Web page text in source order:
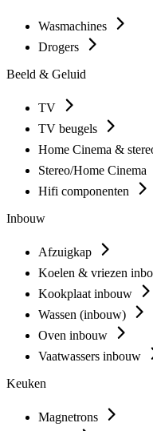
Wasmachines
Drogers
Beeld & Geluid
TV
TV beugels
Home Cinema &
Stereo/Home Cinema
Hifi componenten
Inbouw
Afzuigkap
Koelen & vriezen
Kookplaat inbouw
Wassen (inbouw)
Oven inbouw
Vaatwassers inbouw
Keuken
Magnetrons